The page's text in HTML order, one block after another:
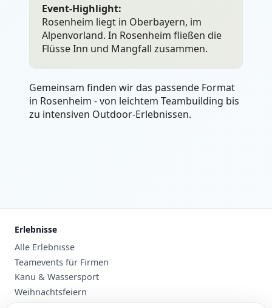
Event-Highlight:
Rosenheim liegt in Oberbayern, im
Alpenvorland. In Rosenheim fließen die
Flüsse Inn und Mangfall zusammen.
Gemeinsam finden wir das passende Format
in Rosenheim - von leichtem Teambuilding bis
zu intensiven Outdoor-Erlebnissen.
Erlebnisse
Alle Erlebnisse
Teamevents für Firmen
Kanu & Wassersport
Weihnachtsfeiern